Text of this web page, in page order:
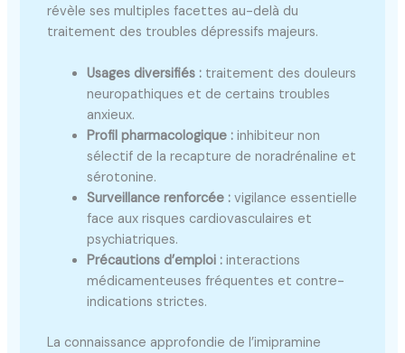
révèle ses multiples facettes au-delà du
traitement des troubles dépressifs majeurs.
Usages diversifiés : traitement des douleurs
neuropathiques et de certains troubles
anxieux.
Profil pharmacologique : inhibiteur non
sélectif de la recapture de noradrénaline et
sérotonine.
Surveillance renforcée : vigilance essentielle
face aux risques cardiovasculaires et
psychiatriques.
Précautions d’emploi : interactions
médicamenteuses fréquentes et contre-
indications strictes.
La connaissance approfondie de l’imipramine